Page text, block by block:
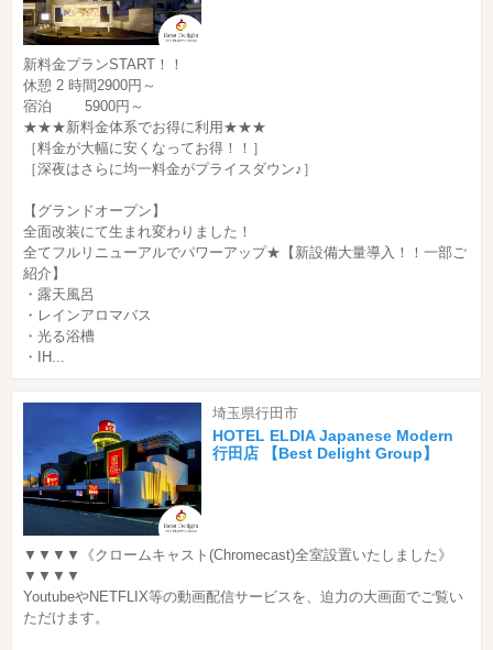
新料金プランSTART！！
休憩 2 時間2900円～
宿泊 5900円～
★★★新料金体系でお得に利用★★★
［料金が大幅に安くなってお得！！］
［深夜はさらに均一料金がプライスダウン♪］
【グランドオープン】
全面改装にて生まれ変わりました！
全てフルリニューアルでパワーアップ★【新設備大量導入！！一部ご
紹介】
・露天風呂
・レインアロマバス
・光る浴槽
・IH...
埼玉県行田市
HOTEL ELDIA Japanese Modern
行田店 【Best Delight Group】
▼▼▼▼《クロームキャスト(Chromecast)全室設置いたしました》
▼▼▼▼
YoutubeやNETFLIX等の動画配信サービスを、迫力の大画面でご覧い
ただけます。